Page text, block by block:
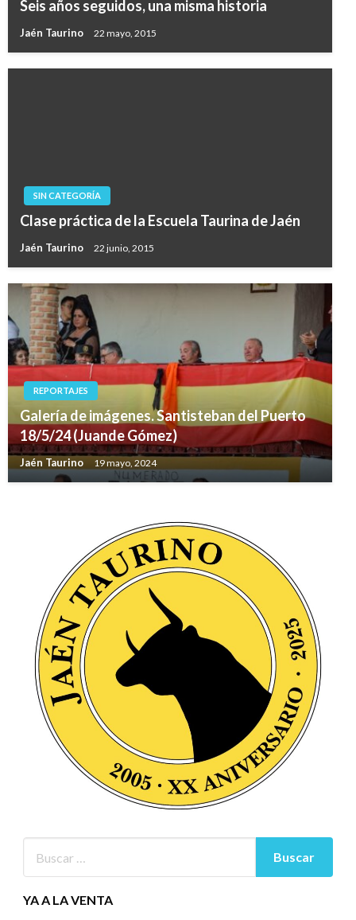
Seis años seguidos, una misma historia
Jaén Taurino 22 mayo, 2015
SIN CATEGORÍA
Clase práctica de la Escuela Taurina de Jaén
Jaén Taurino 22 junio, 2015
REPORTAJES
Galería de imágenes. Santisteban del Puerto
18/5/24 (Juande Gómez)
Jaén Taurino 19 mayo, 2024
YA A LA VENTA